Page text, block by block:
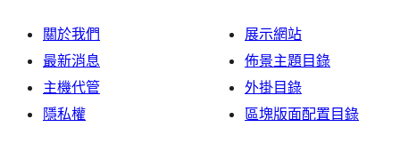
關於我們
最新消息
主機代管
隱私權
展示網站
佈景主題目錄
外掛目錄
區塊版面配置目錄